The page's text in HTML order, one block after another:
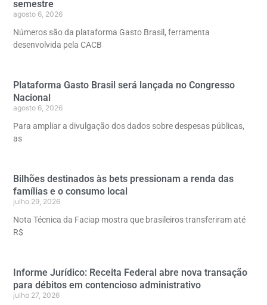
semestre
agosto 6, 2026
Números são da plataforma Gasto Brasil, ferramenta
desenvolvida pela CACB
Plataforma Gasto Brasil será lançada no Congresso
Nacional
agosto 6, 2026
Para ampliar a divulgação dos dados sobre despesas públicas,
as
Bilhões destinados às bets pressionam a renda das
famílias e o consumo local
julho 29, 2026
Nota Técnica da Faciap mostra que brasileiros transferiram até
R$
Informe Jurídico: Receita Federal abre nova transação
para débitos em contencioso administrativo
julho 27, 2026